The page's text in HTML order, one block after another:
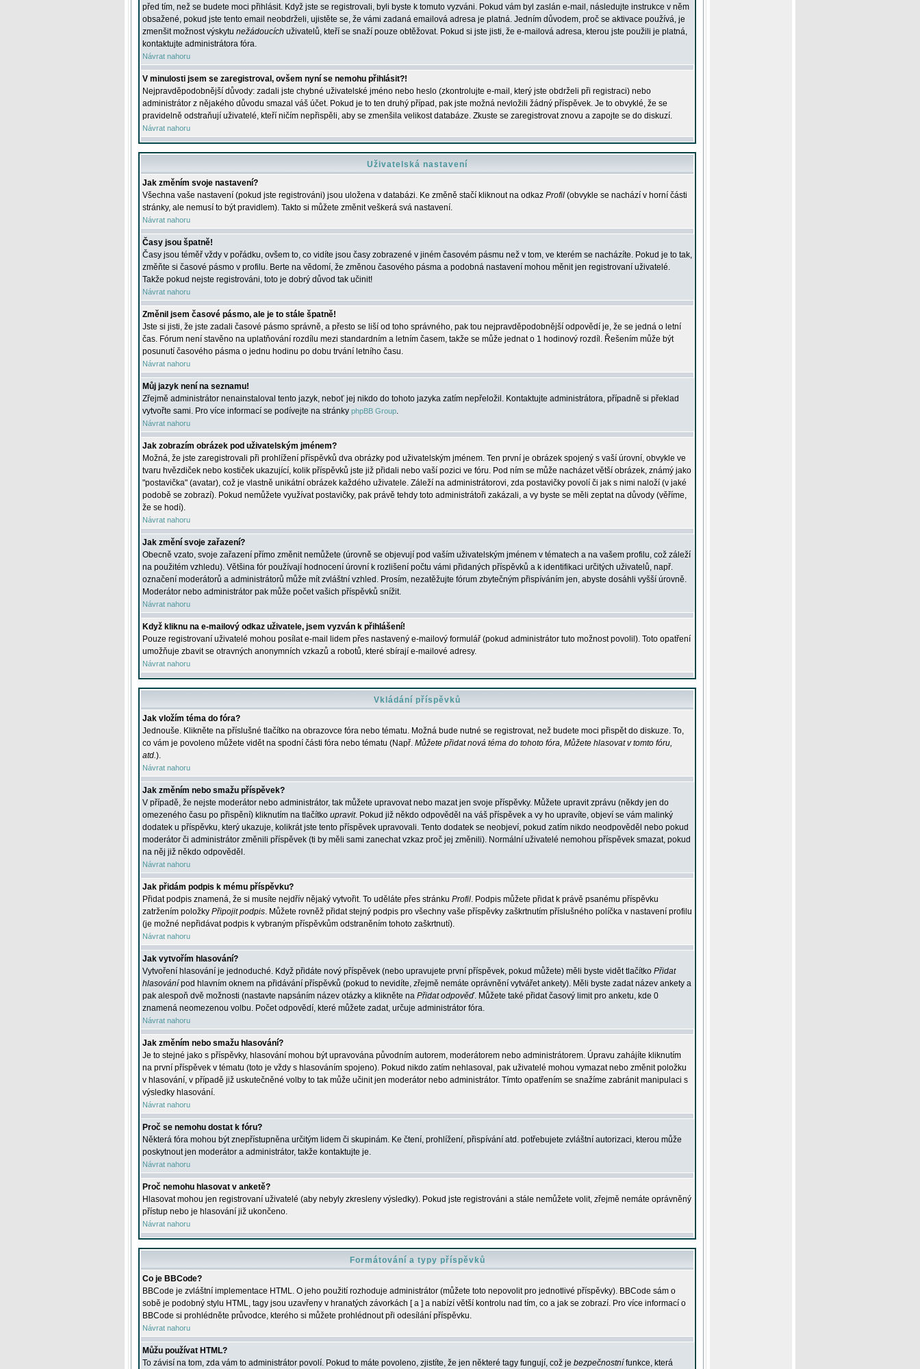
před tím, než se budete moci přihlásit. Když jste se registrovali, byli byste k tomuto vyzváni. Pokud vám byl zaslán e-mail, následujte instrukce v něm
obsažené, pokud jste tento email neobdrželi, ujistěte se, že vámi zadaná emailová adresa je platná. Jedním důvodem, proč se aktivace používá, je
zmenšit možnost výskytu nežádoucích uživatelů, kteří se snaží pouze obtěžovat. Pokud si jste jisti, že e-mailová adresa, kterou jste použili je platná,
kontaktujte administrátora fóra.
Návrat nahoru
V minulosti jsem se zaregistroval, ovšem nyní se nemohu přihlásit?!
Nejpravděpodobnější důvody: zadali jste chybné uživatelské jméno nebo heslo (zkontrolujte e-mail, který jste obdrželi při registraci) nebo
administrátor z nějakého důvodu smazal váš účet. Pokud je to ten druhý případ, pak jste možná nevložili žádný příspěvek. Je to obvyklé, že se
pravidelně odstraňují uživatelé, kteří ničím nepřispěli, aby se zmenšila velikost databáze. Zkuste se zaregistrovat znovu a zapojte se do diskuzí.
Návrat nahoru
Uživatelská nastavení
Jak změním svoje nastavení?
Všechna vaše nastavení (pokud jste registrováni) jsou uložena v databázi. Ke změně stačí kliknout na odkaz Profil (obvykle se nachází v horní části
stránky, ale nemusí to být pravidlem). Takto si můžete změnit veškerá svá nastavení.
Návrat nahoru
Časy jsou špatně!
Časy jsou téměř vždy v pořádku, ovšem to, co vidíte jsou časy zobrazené v jiném časovém pásmu než v tom, ve kterém se nacházíte. Pokud je to tak,
změňte si časové pásmo v profilu. Berte na vědomí, že změnou časového pásma a podobná nastavení mohou měnit jen registrovaní uživatelé.
Takže pokud nejste registrováni, toto je dobrý důvod tak učinit!
Návrat nahoru
Změnil jsem časové pásmo, ale je to stále špatně!
Jste si jisti, že jste zadali časové pásmo správně, a přesto se liší od toho správného, pak tou nejpravděpodobnější odpovědí je, že se jedná o letní
čas. Fórum není stavěno na uplatňování rozdílu mezi standardním a letním časem, takže se může jednat o 1 hodinový rozdíl. Řešením může být
posunutí časového pásma o jednu hodinu po dobu trvání letního času.
Návrat nahoru
Můj jazyk není na seznamu!
Zřejmě administrátor nenainstaloval tento jazyk, neboť jej nikdo do tohoto jazyka zatím nepřeložil. Kontaktujte administrátora, případně si překlad
vytvořte sami. Pro více informací se podívejte na stránky phpBB Group.
Návrat nahoru
Jak zobrazím obrázek pod uživatelským jménem?
Možná, že jste zaregistrovali při prohlížení příspěvků dva obrázky pod uživatelským jménem. Ten první je obrázek spojený s vaší úrovní, obvykle ve
tvaru hvězdiček nebo kostiček ukazující, kolik příspěvků jste již přidali nebo vaší pozici ve fóru. Pod ním se může nacházet větší obrázek, známý jako
"postavička" (avatar), což je vlastně unikátní obrázek každého uživatele. Záleží na administrátorovi, zda postavičky povolí či jak s nimi naloží (v jaké
podobě se zobrazí). Pokud nemůžete využívat postavičky, pak právě tehdy toto administrátoři zakázali, a vy byste se měli zeptat na důvody (věříme,
že se hodí).
Návrat nahoru
Jak změní svoje zařazení?
Obecně vzato, svoje zařazení přímo změnit nemůžete (úrovně se objevují pod vaším uživatelským jménem v tématech a na vašem profilu, což záleží
na použitém vzhledu). Většina fór používají hodnocení úrovní k rozlišení počtu vámi přidaných příspěvků a k identifikaci určitých uživatelů, např.
označení moderátorů a administrátorů může mít zvláštní vzhled. Prosím, nezatěžujte fórum zbytečným přispíváním jen, abyste dosáhli vyšší úrovně.
Moderátor nebo administrátor pak může počet vašich příspěvků snížit.
Návrat nahoru
Když kliknu na e-mailový odkaz uživatele, jsem vyzván k přihlášení!
Pouze registrovaní uživatelé mohou posílat e-mail lidem přes nastavený e-mailový formulář (pokud administrátor tuto možnost povolil). Toto opatření
umožňuje zbavit se otravných anonymních vzkazů a robotů, které sbírají e-mailové adresy.
Návrat nahoru
Vkládání příspěvků
Jak vložím téma do fóra?
Jednouše. Klikněte na příslušné tlačítko na obrazovce fóra nebo tématu. Možná bude nutné se registrovat, než budete moci přispět do diskuze. To,
co vám je povoleno můžete vidět na spodní části fóra nebo tématu (Např. Můžete přidat nová téma do tohoto fóra, Můžete hlasovat v tomto fóru,
atd.).
Návrat nahoru
Jak změním nebo smažu příspěvek?
V případě, že nejste moderátor nebo administrátor, tak můžete upravovat nebo mazat jen svoje příspěvky. Můžete upravit zprávu (někdy jen do
omezeného času po přispění) kliknutím na tlačítko upravit. Pokud již někdo odpověděl na váš příspěvek a vy ho upravíte, objeví se vám malinký
dodatek u příspěvku, který ukazuje, kolikrát jste tento příspěvek upravovali. Tento dodatek se neobjeví, pokud zatím nikdo neodpověděl nebo pokud
moderátor či administrátor změnili příspěvek (ti by měli sami zanechat vzkaz proč jej změnili). Normální uživatelé nemohou příspěvek smazat, pokud
na něj již někdo odpověděl.
Návrat nahoru
Jak přidám podpis k mému příspěvku?
Přidat podpis znamená, že si musíte nejdřív nějaký vytvořit. To uděláte přes stránku Profil. Podpis můžete přidat k právě psanému příspěvku
zatržením položky Připojit podpis. Můžete rovněž přidat stejný podpis pro všechny vaše příspěvky zaškrtnutím příslušného políčka v nastavení profilu
(je možné nepřidávat podpis k vybraným příspěvkům odstraněním tohoto zaškrtnutí).
Návrat nahoru
Jak vytvořím hlasování?
Vytvoření hlasování je jednoduché. Když přidáte nový příspěvek (nebo upravujete první příspěvek, pokud můžete) měli byste vidět tlačítko Přidat
hlasování pod hlavním oknem na přidávání příspěvků (pokud to nevidíte, zřejmě nemáte oprávnění vytvářet ankety). Měli byste zadat název ankety a
pak alespoň dvě možnosti (nastavte napsáním název otázky a klikněte na Přidat odpověď. Můžete také přidat časový limit pro anketu, kde 0
znamená neomezenou volbu. Počet odpovědí, které můžete zadat, určuje administrátor fóra.
Návrat nahoru
Jak změním nebo smažu hlasování?
Je to stejné jako s příspěvky, hlasování mohou být upravována původním autorem, moderátorem nebo administrátorem. Úpravu zahájíte kliknutím
na první příspěvek v tématu (toto je vždy s hlasováním spojeno). Pokud nikdo zatím nehlasoval, pak uživatelé mohou vymazat nebo změnit položku
v hlasování, v případě již uskutečněné volby to tak může učinit jen moderátor nebo administrátor. Tímto opatřením se snažíme zabránit manipulaci s
výsledky hlasování.
Návrat nahoru
Proč se nemohu dostat k fóru?
Některá fóra mohou být znepřístupněna určitým lidem či skupinám. Ke čtení, prohlížení, přispívání atd. potřebujete zvláštní autorizaci, kterou může
poskytnout jen moderátor a administrátor, takže kontaktujte je.
Návrat nahoru
Proč nemohu hlasovat v anketě?
Hlasovat mohou jen registrovaní uživatelé (aby nebyly zkresleny výsledky). Pokud jste registrováni a stále nemůžete volit, zřejmě nemáte oprávněný
přístup nebo je hlasování již ukončeno.
Návrat nahoru
Formátování a typy příspěvků
Co je BBCode?
BBCode je zvláštní implementace HTML. O jeho použití rozhoduje administrátor (můžete toto nepovolit pro jednotlivé příspěvky). BBCode sám o
sobě je podobný stylu HTML, tagy jsou uzavřeny v hranatých závorkách [ a ] a nabízí větší kontrolu nad tím, co a jak se zobrazí. Pro více informací o
BBCode si prohlédněte průvodce, kterého si můžete prohlédnout při odesílání příspěvku.
Návrat nahoru
Můžu používat HTML?
To závisí na tom, zda vám to administrátor povolí. Pokud to máte povoleno, zjistíte, že jen některé tagy fungují, což je bezpečnostní funkce, která